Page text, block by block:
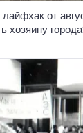
от
хозяину